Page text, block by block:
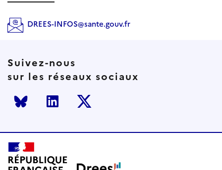
DREES-INFOS@sante.gouv.fr
Suivez-nous
sur les réseaux sociaux
Bluesky LinkedInTwitter